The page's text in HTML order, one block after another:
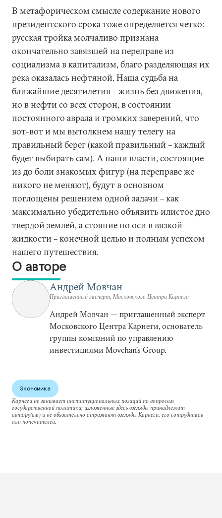
В метафорическом смысле содержание нового
президентского срока тоже определяется четко:
русская тройка молчаливо признана
окончательно завязшей на переправе из
социализма в капитализм, благо разделяющая их
река оказалась нефтяной. Наша судьба на
ближайшие десятилетия – жизнь без движения,
но в нефти со всех сторон, в состоянии
постоянного аврала и громких заверений, что
вот-вот и мы вытолкнем нашу телегу на
правильный берег (какой правильный – каждый
будет выбирать сам). А наши власти, состоящие
из до боли знакомых фигур (на переправе же
никого не меняют), будут в основном
поглощены решением одной задачи – как
максимально убедительно объявить илистое дно
твердой землей, а стояние по оси в вязкой
жидкости – конечной целью и полным успехом
нашего путешествия.
О авторе
Андрей Мовчан
Приглашенный эксперт, Московского Центра Карнеги
Андрей Мовчан — приглашенный эксперт
Московского Центра Карнеги, основатель
группы компаний по управлению
инвестициями Movchan’s Group.
Экономика
Карнеги не занимает институциональных позиций по вопросам
государственной политики; изложенные здесь взгляды принадлежат
автору(ам) и не обязательно отражают взгляды Карнеги, его сотрудников
или попечителей.